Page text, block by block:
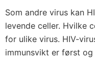
Som andre virus kan
levende celler. Hvilke
for ulike virus. HIV-
immunsvikt er først